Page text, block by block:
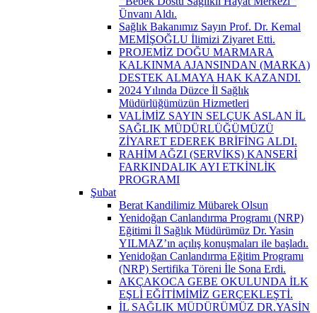
Ünvanı Aldı.
Sağlık Bakanımız Sayın Prof. Dr. Kemal
MEMİŞOĞLU İlimizi Ziyaret Etti.
PROJEMİZ DOĞU MARMARA
KALKINMA AJANSINDAN (MARKA)
DESTEK ALMAYA HAK KAZANDI.
2024 Yılında Düzce İl Sağlık
Müdürlüğümüzün Hizmetleri
VALİMİZ SAYIN SELÇUK ASLAN İL
SAĞLIK MÜDÜRLÜĞÜMÜZÜ
ZİYARET EDEREK BRİFİNG ALDI.
RAHİM AĞZI (SERVİKS) KANSERİ
FARKINDALIK AYI ETKİNLİK
PROGRAMI
Şubat
Berat Kandilimiz Mübarek Olsun
Yenidoğan Canlandırma Programı (NRP)
Eğitimi İl Sağlık Müdürümüz Dr. Yasin
YILMAZ’ın açılış konuşmaları ile başladı.
Yenidoğan Canlandırma Eğitim Programı
(NRP) Sertifika Töreni İle Sona Erdi.
AKÇAKOCA GEBE OKULUNDA İLK
EŞLİ EĞİTİMİMİZ GERÇEKLEŞTİ.
İL SAĞLIK MÜDÜRÜMÜZ DR.YASİN